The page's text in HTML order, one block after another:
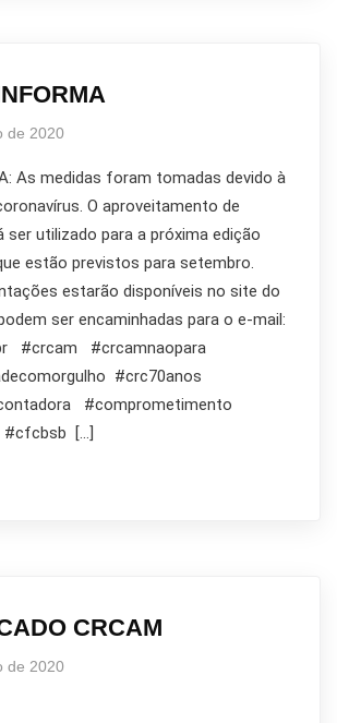
de 2020
As medidas foram tomadas devido à
O aproveitamento de
ser utilizado para a próxima edição
estão previstos para setembro.
estarão disponíveis no site do
ser encaminhadas para o e-mail:
#crcam #crcamnaopara
#crc70anos
#comprometimento
[…]
CRCAM
de 2020